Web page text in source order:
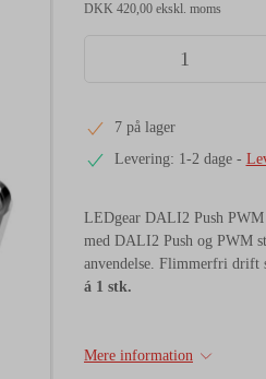
DKK 420,00 ekskl. moms
7 på lager
Levering: 1-2 dage-
LEDgear DALI2 Push
med DALI2 Push og PWM
anvendelse. Flimmerfri drift
á 1 stk.
Mere information